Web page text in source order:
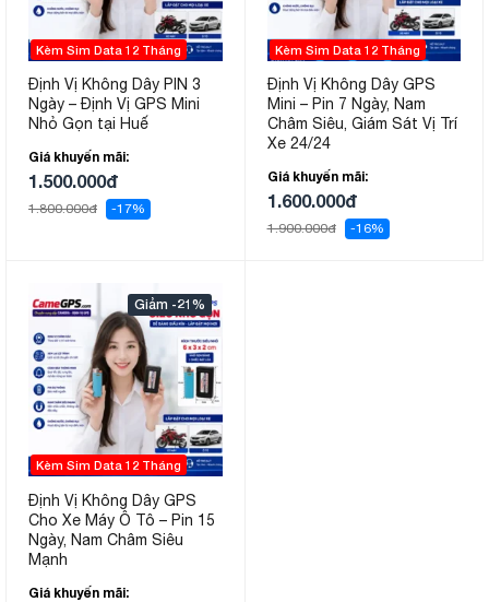
Kèm Sim Data 12 Tháng
Định Vị Không Dây PIN 3
Ngày – Định Vị GPS Mini
Nhỏ Gọn tại Huế
Giá khuyến mãi:
1.500.000đ
1.800.000đ -17%
Kèm Sim Data 12 Tháng
Định Vị Không Dây GPS
Mini – Pin 7 Ngày, Nam
Châm Siêu, Giám Sát Vị Trí
Xe 24/24
Giá khuyến mãi:
1.600.000đ
1.900.000đ -16%
-21%
Kèm Sim Data 12 Tháng
Định Vị Không Dây GPS
Cho Xe Máy Ô Tô – Pin 15
Ngày, Nam Châm Siêu
Mạnh
Giá khuyến mãi: